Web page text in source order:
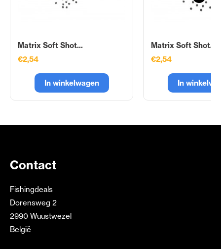
Matrix Soft Shot...
€2,54
In winkelwagen
Matrix Soft Shot...
€2,54
In
Contact
Fishingdeals
Dorensweg 2
2990 Wuustwezel
België